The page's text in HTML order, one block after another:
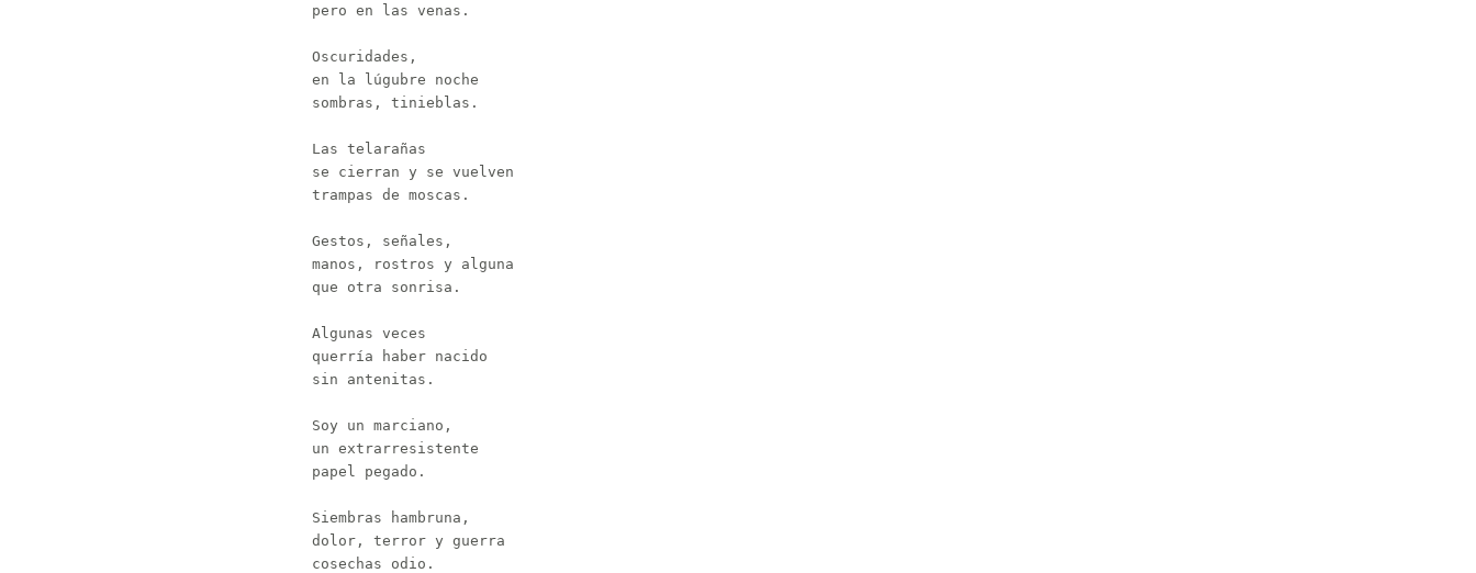
pero en las venas.
Oscuridades,
en la lúgubre noche
sombras, tinieblas.
Las telarañas
se cierran y se vuelven
trampas de moscas.
Gestos, señales,
manos, rostros y alguna
que otra sonrisa.
Algunas veces
querría haber nacido
sin antenitas.
Soy un marciano,
un extrarresistente
papel pegado.
Siembras hambruna,
dolor, terror y guerra
cosechas odio.